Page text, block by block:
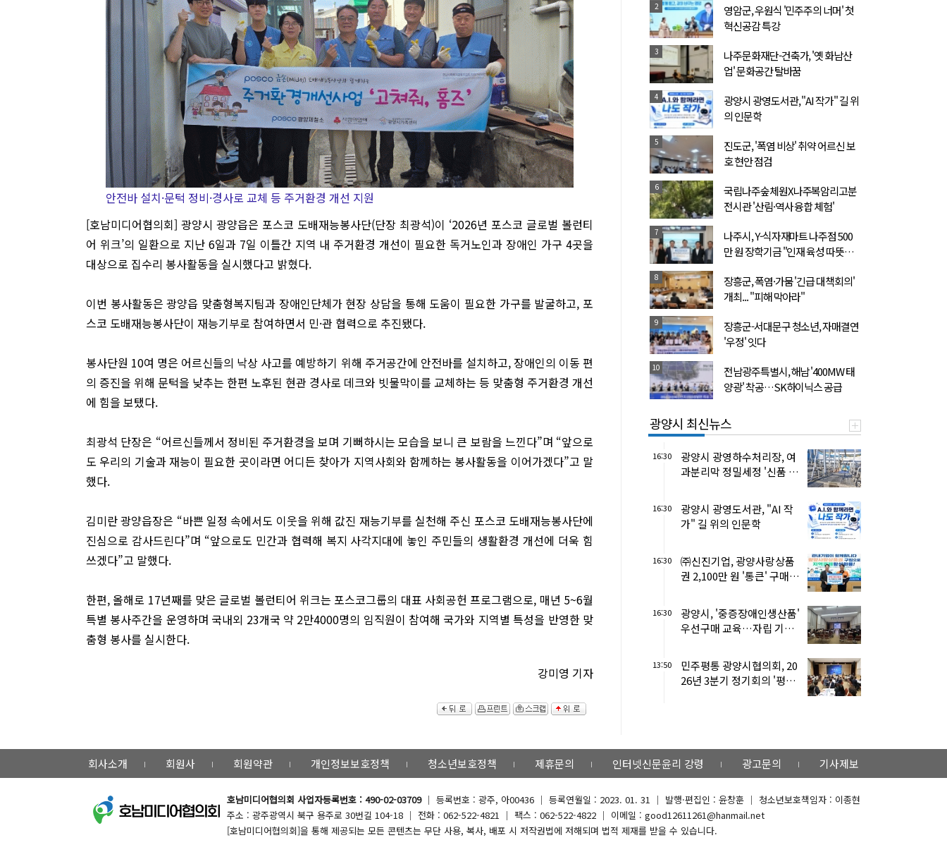
안전바 설치·문턱 정비·경사로 교체 등 주거환경 개선 지원
[호남미디어협의회] 광양시 광양읍은 포스코 도배재능봉사단(단장 최광석)이 ‘2026년 포스코 글로벌 볼런티
어 위크’의 일환으로 지난 6일과 7일 이틀간 지역 내 주거환경 개선이 필요한 독거노인과 장애인 가구 4곳을
대상으로 집수리 봉사활동을 실시했다고 밝혔다.
이번 봉사활동은 광양읍 맞춤형복지팀과 장애인단체가 현장 상담을 통해 도움이 필요한 가구를 발굴하고, 포
스코 도배재능봉사단이 재능기부로 참여하면서 민·관 협력으로 추진됐다.
봉사단원 10여 명은 어르신들의 낙상 사고를 예방하기 위해 주거공간에 안전바를 설치하고, 장애인의 이동 편
의 증진을 위해 문턱을 낮추는 한편 노후된 현관 경사로 데크와 빗물막이를 교체하는 등 맞춤형 주거환경 개선
에 힘을 보탰다.
최광석 단장은 “어르신들께서 정비된 주거환경을 보며 기뻐하시는 모습을 보니 큰 보람을 느낀다”며 “앞으로
도 우리의 기술과 재능이 필요한 곳이라면 어디든 찾아가 지역사회와 함께하는 봉사활동을 이어가겠다”고 말
했다.
김미란 광양읍장은 “바쁜 일정 속에서도 이웃을 위해 값진 재능기부를 실천해 주신 포스코 도배재능봉사단에
진심으로 감사드린다”며 “앞으로도 민간과 협력해 복지 사각지대에 놓인 주민들의 생활환경 개선에 더욱 힘
쓰겠다”고 말했다.
한편, 올해로 17년째를 맞은 글로벌 볼런티어 위크는 포스코그룹의 대표 사회공헌 프로그램으로, 매년 5~6월
특별 봉사주간을 운영하며 국내외 23개국 약 2만4000명의 임직원이 참여해 국가와 지역별 특성을 반영한 맞
춤형 봉사를 실시한다.
강미영 기자
2
영암군, 우원식 '민주주의 너머' 첫
혁신공감 특강
3
나주문화재단-건축가, '옛 화남산
업' 문화공간 탈바꿈
4
광양시 광영도서관, "AI 작가" 길 위
의 인문학
5
진도군, '폭염 비상' 취약 어르신 보
호 현안 점검
6
국립나주숲체원X나주복암리고분
전시관 '산림·역사 융합 체험'
7
나주시, Y-식자재마트 나주점 500
만 원 장학기금 "인재 육성 따뜻한
8
장흥군, 폭염·가뭄 '긴급 대책회의'
개최... "피해 막아라"
9
장흥군-서대문구 청소년, 자매결연
'우정' 잇다
10
전남광주특별시, 해남 '400MW 태
양광' 착공…SK하이닉스 공급
광양시 최신뉴스
16:30
광양시 광영하수처리장, 여
과분리막 정밀세정 '신품 8
16:30
광양시 광영도서관, "AI 작
가" 길 위의 인문학
16:30
㈜신진기업, 광양사랑상품
권 2,100만 원 '통큰' 구매
16:30
광양시, '중증장애인생산품'
우선구매 교육…자립 기반
13:50
민주평통 광양시협의회, 20
26년 3분기 정기회의 '평화
회사소개 회원사 회원약관 개인정보보호정책 청소년보호정책 제휴문의 인터넷신문윤리 강령 광고문의 기사제보
호남미디어협의회 사업자등록번호 : 490-02-03709｜ 등록번호 : 광주, 아00436 ｜ 등록연월일 : 2023. 01. 31 ｜ 발행·편집인 : 윤창훈 ｜ 청소년보호책임자 : 이종현
주소 : 광주광역시 북구 용주로 30번길 104-18 ｜ 전화 : 062-522-4821 ｜ 팩스 : 062-522-4822 ｜ 이메일 : good12611261@hanmail.net
[호남미디어협의회]을 통해 제공되는 모든 콘텐츠는 무단 사용, 복사, 배포 시 저작권법에 저해되며 법적 제재를 받을 수 있습니다.